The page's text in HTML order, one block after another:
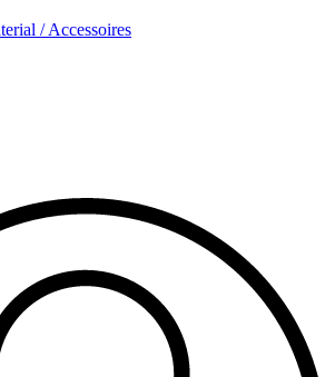
/ Accessoires